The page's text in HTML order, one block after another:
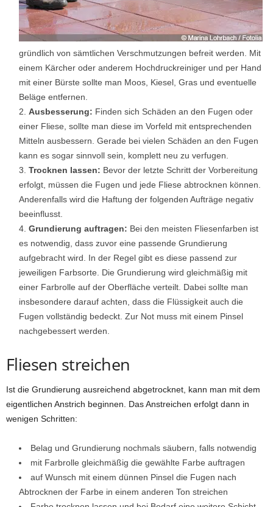
gründlich von sämtlichen Verschmutzungen befreit werden. Mit
einem Kärcher oder anderem Hochdruckreiniger und per Hand
mit einer Bürste sollte man Moos, Kiesel, Gras und eventuelle
Beläge entfernen.
Ausbesserung: Finden sich Schäden an den Fugen oder
einer Fliese, sollte man diese im Vorfeld mit entsprechenden
Mitteln ausbessern. Gerade bei vielen Schäden an den Fugen
kann es sogar sinnvoll sein, komplett neu zu verfugen.
Trocknen lassen: Bevor der letzte Schritt der Vorbereitung
erfolgt, müssen die Fugen und jede Fliese abtrocknen können.
Anderenfalls wird die Haftung der folgenden Aufträge negativ
beeinflusst.
Grundierung auftragen: Bei den meisten Fliesenfarben ist
es notwendig, dass zuvor eine passende Grundierung
aufgebracht wird. In der Regel gibt es diese passend zur
jeweiligen Farbsorte. Die Grundierung wird gleichmäßig mit
einer Farbrolle auf der Oberfläche verteilt. Dabei sollte man
insbesondere darauf achten, dass die Flüssigkeit auch die
Fugen vollständig bedeckt. Zur Not muss mit einem Pinsel
nachgebessert werden.
Fliesen streichen
Ist die Grundierung ausreichend abgetrocknet, kann man mit dem
eigentlichen Anstrich beginnen. Das Anstreichen erfolgt dann in
wenigen Schritten:
Belag und Grundierung nochmals säubern, falls notwendig
mit Farbrolle gleichmäßig die gewählte Farbe auftragen
auf Wunsch mit einem dünnen Pinsel die Fugen nach
Abtrocknen der Farbe in einem anderen Ton streichen